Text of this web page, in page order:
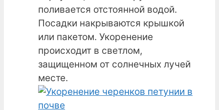
поливается отстоянной водой.
Посадки накрываются крышкой
или пакетом. Укоренение
происходит в светлом,
защищенном от солнечных лучей
месте.